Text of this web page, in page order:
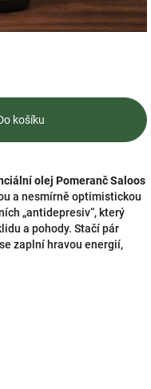
košíku
olej Pomeranč Saloos
a nesmírně optimistickou
„antidepresiv“, který
a pohody. Stačí pár
zaplní hravou energií,